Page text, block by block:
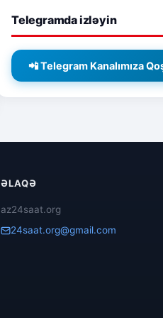
Telegramda izləyin
📲 Telegram Kanalımıza
ƏLAQƏ
az24saat.org
24saat.org@gmail.com